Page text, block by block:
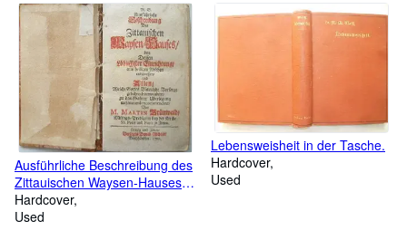
andere am 2. Nov. in der
Kirche zu Lückendorf gehalten.
historischen Werke, als
Ausführliche Beschreibung des
Zittauischen Waysen-Hauses
und dessen löblicher
Einrichtung aus heiligen
Hardcover
Used
Lebensweisheit in der Tasche.
Hardcover
Used